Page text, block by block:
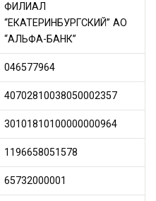
ФИЛИАЛ
“ЕКАТЕРИНБУРГСКИЙ” АО
“АЛЬФА-БАНК”
046577964
40702810038050002357
30101810100000000964
1196658051578
65732000001